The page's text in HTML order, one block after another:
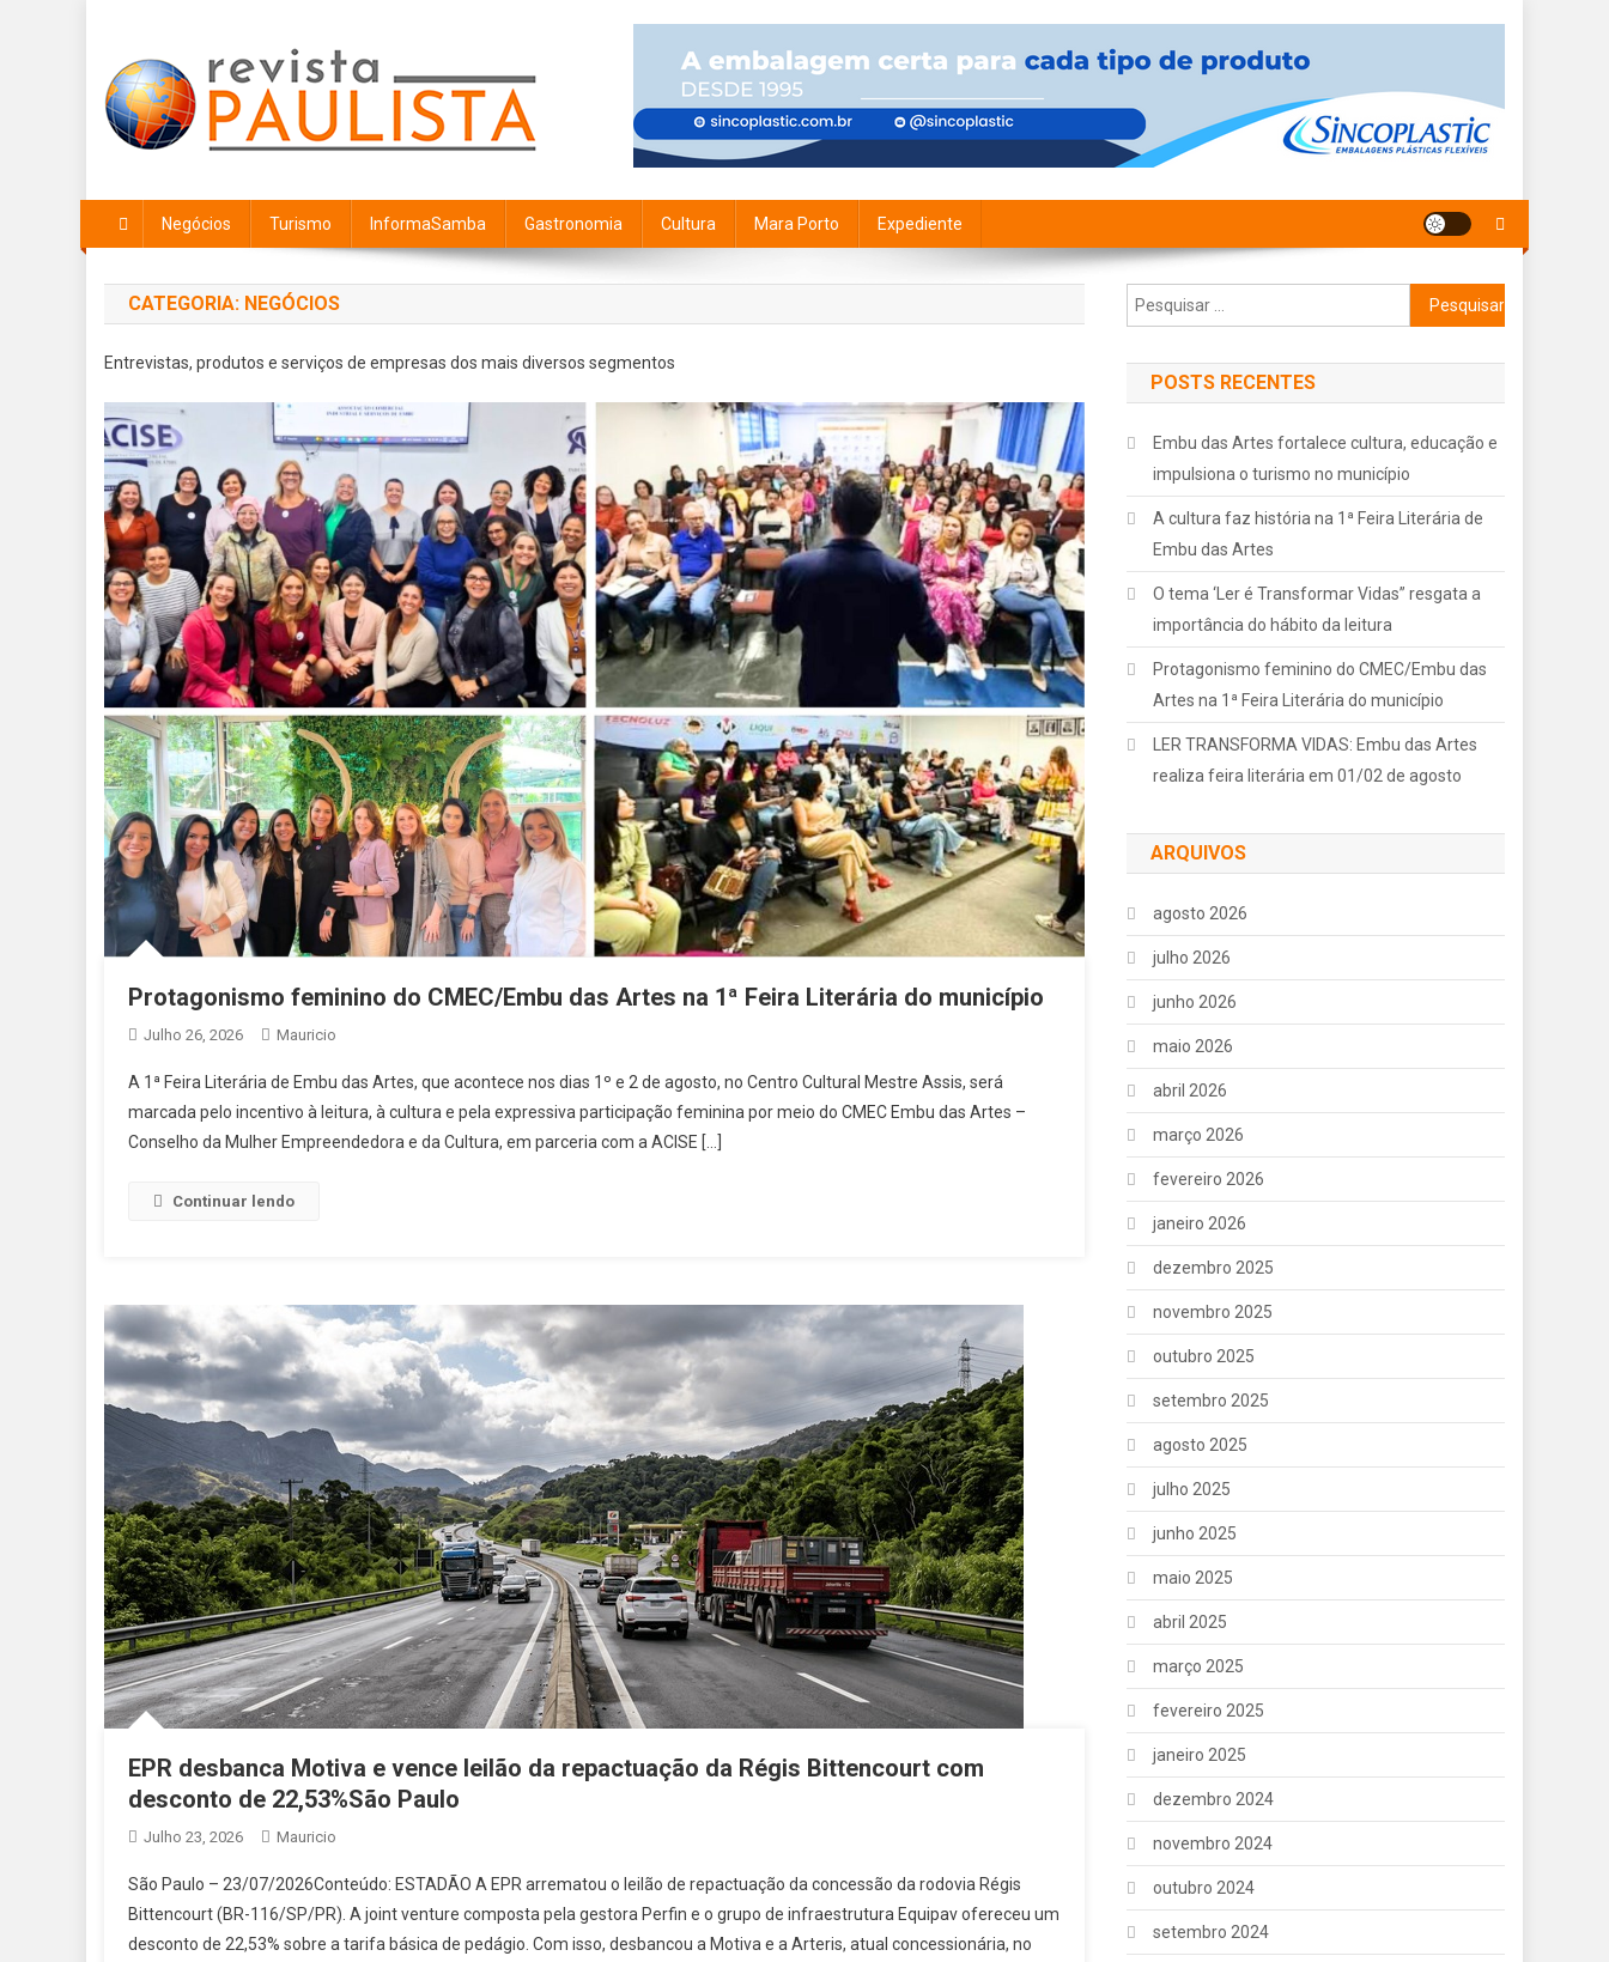
content
Negócios Turismo InformaSamba Gastronomia Cultura Mara Porto Expediente
CATEGORIA: NEGÓCIOS
Entrevistas, produtos e serviços de empresas dos mais diversos segmentos
Protagonismo feminino do CMEC/Embu das Artes na 1ª Feira Literária do município
Julho 26, 2026 Mauricio
A 1ª Feira Literária de Embu das Artes, que acontece nos dias 1º e 2 de agosto, no Centro Cultural Mestre Assis, será
marcada pelo incentivo à leitura, à cultura e pela expressiva participação feminina por meio do CMEC Embu das Artes –
Conselho da Mulher Empreendedora e da Cultura, em parceria com a ACISE […]
Continuar lendo
EPR desbanca Motiva e vence leilão da repactuação da Régis Bittencourt com
desconto de 22,53%São Paulo
Julho 23, 2026 Mauricio
São Paulo – 23/07/2026Conteúdo: ESTADÃO A EPR arrematou o leilão de repactuação da concessão da rodovia Régis
Bittencourt (BR-116/SP/PR). A joint venture composta pela gestora Perfin e o grupo de infraestrutura Equipav ofereceu um
desconto de 22,53% sobre a tarifa básica de pedágio. Com isso, desbancou a Motiva e a Arteris, atual concessionária, no
Pesquisar
por:
POSTS RECENTES
Embu das Artes fortalece cultura, educação e
impulsiona o turismo no município
A cultura faz história na 1ª Feira Literária de
Embu das Artes
O tema ‘Ler é Transformar Vidas” resgata a
importância do hábito da leitura
Protagonismo feminino do CMEC/Embu das
Artes na 1ª Feira Literária do município
LER TRANSFORMA VIDAS: Embu das Artes
realiza feira literária em 01/02 de agosto
ARQUIVOS
agosto 2026
julho 2026
junho 2026
maio 2026
abril 2026
março 2026
fevereiro 2026
janeiro 2026
dezembro 2025
novembro 2025
outubro 2025
setembro 2025
agosto 2025
julho 2025
junho 2025
maio 2025
abril 2025
março 2025
fevereiro 2025
janeiro 2025
dezembro 2024
novembro 2024
outubro 2024
setembro 2024